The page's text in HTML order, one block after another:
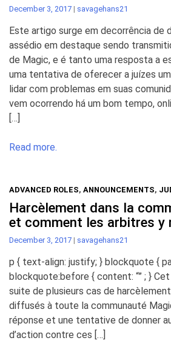
December 3, 2017 | savagehans21
Este artigo surge em decorrência de
assédio em destaque sendo
de Magic, e é tanto uma resposta a
uma tentativa de oferecer a juízes
lidar com problemas em suas
vem ocorrendo há um bom tempo,
[…]
Read more.
ADVANCED ROLES, ANNOUNCEMENTS,
Harcèlement dans la
et comment les arbitres y
December 3, 2017 | savagehans21
p { text-align: justify; } blockquote {
blockquote:before { content: “” ; }
suite de plusieurs cas de
diffusés à toute la communauté
réponse et une tentative de donner
d’action contre ces […]